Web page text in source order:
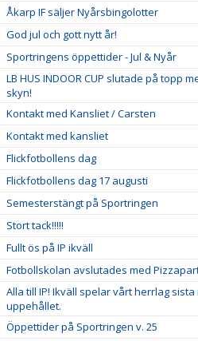
Åkarp IF säljer Nyårsbingolotter
God jul och gott nytt år!
Sportringens öppettider - Jul & Nyår
LB HUS INDOOR CUP slutade på topp
skyn!
Kontakt med Kansliet / Carsten
Kontakt med kansliet
Flickfotbollens dag
Flickfotbollens dag 17 augusti
Semesterstängt på Sportringen
Stort tack!!!!!
Fullt ös på IP ikväll
Fotbollskolan avslutades med
Alla till IP! Ikväll spelar vårt herrlag
uppehållet.
Öppettider på Sportringen v. 25